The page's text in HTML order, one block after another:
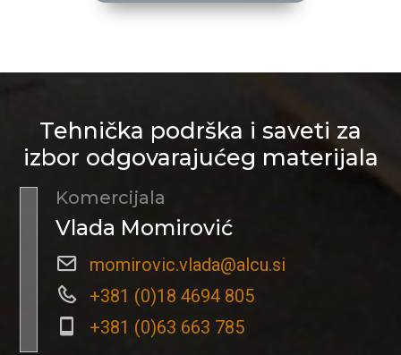
Tehnička podrška i saveti za
izbor odgovarajućeg materijala
Komercijala
Vlada Momirović
momirovic.vlada@alcu.si
+381 (0)18 4694 805
+381 (0)63 663 785